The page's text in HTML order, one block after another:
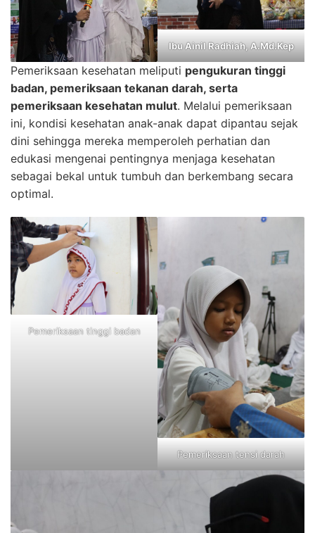
Ibu Ainil Radhiah, A.Md.Kep
Pemeriksaan kesehatan meliputi pengukuran tinggi
badan, pemeriksaan tekanan darah, serta
pemeriksaan kesehatan mulut. Melalui pemeriksaan
ini, kondisi kesehatan anak-anak dapat dipantau sejak
dini sehingga mereka memperoleh perhatian dan
edukasi mengenai pentingnya menjaga kesehatan
sebagai bekal untuk tumbuh dan berkembang secara
optimal.
Pemeriksaan tinggi badan
Pemeriksaan tensi darah